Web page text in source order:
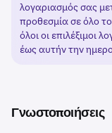
λογαριασμός σας
προθεσμία σε όλο
όλοι οι επιλέξιμοι
έως αυτήν την
Γνωστοποιήσεις